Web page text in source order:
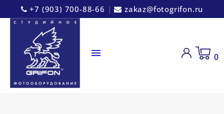
+7 (903) 700-88-66 | zakaz@fotogrifon.ru
 0